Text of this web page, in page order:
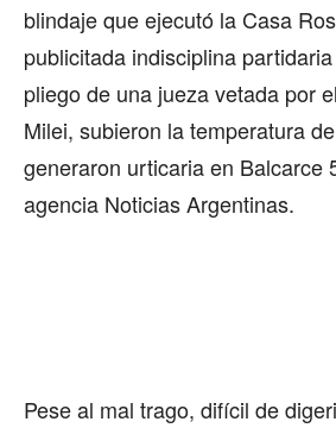
blindaje que ejecutó la Casa
publicitada indisciplina
pliego de una jueza vetada por
Milei, subieron la temperatura
generaron urticaria en Balcarce
agencia Noticias Argentinas.
Pese al mal trago, difícil de